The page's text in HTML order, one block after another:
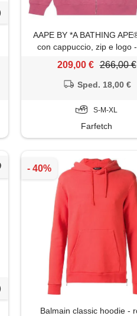
AAPE BY *A BATHING
con cappuccio, zip e logo
209,00 € 266,00 €
Sped. 18,00 €
S-M-XL
Farfetch
Balmain classic hoodie -